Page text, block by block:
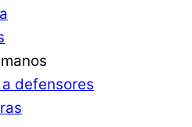
defensores